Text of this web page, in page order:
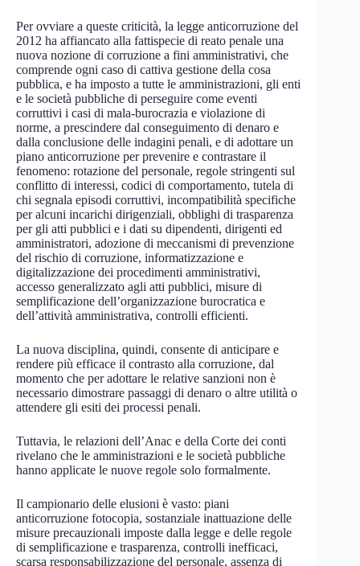
Per ovviare a queste criticità, la legge anticorruzione del
2012 ha affiancato alla fattispecie di reato penale una
nuova nozione di corruzione a fini amministrativi, che
comprende ogni caso di cattiva gestione della cosa
pubblica, e ha imposto a tutte le amministrazioni, gli enti
e le società pubbliche di perseguire come eventi
corruttivi i casi di mala-burocrazia e violazione di
norme, a prescindere dal conseguimento di denaro e
dalla conclusione delle indagini penali, e di adottare un
piano anticorruzione per prevenire e contrastare il
fenomeno: rotazione del personale, regole stringenti sul
conflitto di interessi, codici di comportamento, tutela di
chi segnala episodi corruttivi, incompatibilità specifiche
per alcuni incarichi dirigenziali, obblighi di trasparenza
per gli atti pubblici e i dati su dipendenti, dirigenti ed
amministratori, adozione di meccanismi di prevenzione
del rischio di corruzione, informatizzazione e
digitalizzazione dei procedimenti amministrativi,
accesso generalizzato agli atti pubblici, misure di
semplificazione dell’organizzazione burocratica e
dell’attività amministrativa, controlli efficienti.
La nuova disciplina, quindi, consente di anticipare e
rendere più efficace il contrasto alla corruzione, dal
momento che per adottare le relative sanzioni non è
necessario dimostrare passaggi di denaro o altre utilità o
attendere gli esiti dei processi penali.
Tuttavia, le relazioni dell’Anac e della Corte dei conti
rivelano che le amministrazioni e le società pubbliche
hanno applicate le nuove regole solo formalmente.
Il campionario delle elusioni è vasto: piani
anticorruzione fotocopia, sostanziale inattuazione delle
misure precauzionali imposte dalla legge e delle regole
di semplificazione e trasparenza, controlli inefficaci,
scarsa responsabilizzazione del personale, assenza di